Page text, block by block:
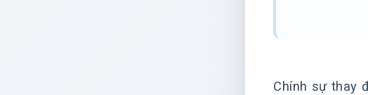
Chính sự thay